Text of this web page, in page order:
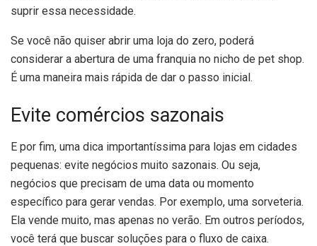
suprir essa necessidade.
Se você não quiser abrir uma loja do zero, poderá
considerar a abertura de uma franquia no nicho de pet shop.
É uma maneira mais rápida de dar o passo inicial.
Evite comércios sazonais
E por fim, uma dica importantíssima para lojas em cidades
pequenas: evite negócios muito sazonais. Ou seja,
negócios que precisam de uma data ou momento
específico para gerar vendas. Por exemplo, uma sorveteria.
Ela vende muito, mas apenas no verão. Em outros períodos,
você terá que buscar soluções para o fluxo de caixa.